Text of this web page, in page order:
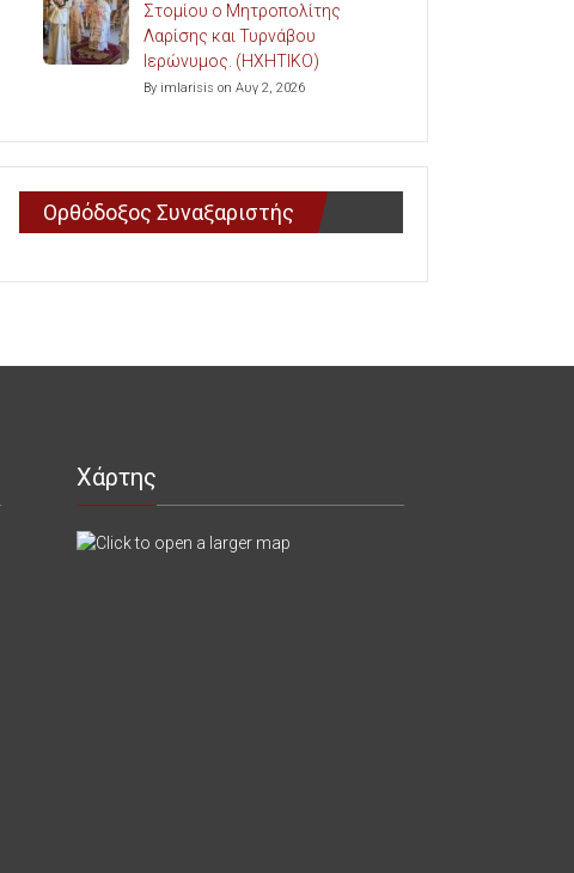
Στομίου ο Μητροπολίτης
Λαρίσης και Τυρνάβου
Ιερώνυμος. (ΗΧΗΤΙΚΟ)
By imlarisis on Αυγ 2, 2026
Ορθόδοξος Συναξαριστής
Χάρτης